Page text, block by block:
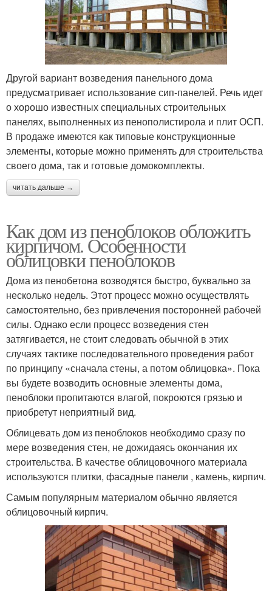
Другой вариант возведения панельного дома
предусматривает использование сип-панелей. Речь идет
о хорошо известных специальных строительных
панелях, выполненных из пенополистирола и плит ОСП.
В продаже имеются как типовые конструкционные
элементы, которые можно применять для строительства
своего дома, так и готовые домокомплекты.
читать дальше →
Как дом из пеноблоков обложить
кирпичом. Особенности
облицовки пеноблоков
Дома из пенобетона возводятся быстро, буквально за
несколько недель. Этот процесс можно осуществлять
самостоятельно, без привлечения посторонней рабочей
силы. Однако если процесс возведения стен
затягивается, не стоит следовать обычной в этих
случаях тактике последовательного проведения работ
по принципу «сначала стены, а потом облицовка». Пока
вы будете возводить основные элементы дома,
пеноблоки пропитаются влагой, покроются грязью и
приобретут неприятный вид.
Облицевать дом из пеноблоков необходимо сразу по
мере возведения стен, не дожидаясь окончания их
строительства. В качестве облицовочного материала
используются плитки, фасадные панели , камень, кирпич.
Самым популярным материалом обычно является
облицовочный кирпич.